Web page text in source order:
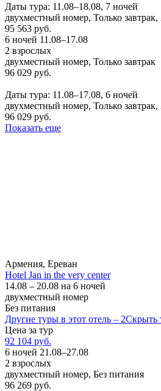
Даты тура: 11.08–18.08, 7 ночей
двухместный номер, Только завтрак,
95 563 руб.
6 ночей 11.08–17.08
2 взрослых
двухместный номер, Только завтрак
96 029 руб.
Даты тура: 11.08–17.08, 6 ночей
двухместный номер, Только завтрак,
96 029 руб.
Показать еще
Армения, Ереван
Hotel Jan in the very center
14.08 – 20.08 на 6 ночей
двухместный номер
Без питания
Другие туры в этот отель – 2Скрыть
Цена за тур
92 104 руб.
6 ночей 21.08–27.08
2 взрослых
двухместный номер, Без питания
96 269 руб.